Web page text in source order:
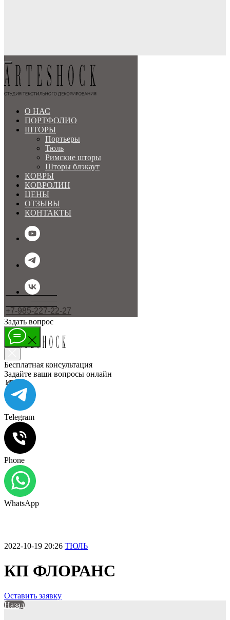
МЕНЮ
О НАС
ПОРТФОЛИО
ШТОРЫ
Портьеры
Тюль
Римские шторы
Шторы блэкаут
КОВРЫ
КОВРОЛИН
ЦЕНЫ
ОТЗЫВЫ
КОНТАКТЫ
+7-985-227-22-27
Задать вопрос
Бесплатная консультация
Задайте ваши вопросы онлайн
Telegram
Phone
WhatsApp
2022-10-19 20:26 ТЮЛЬ
КП ФЛОРАНС
Оставить заявку
Назад